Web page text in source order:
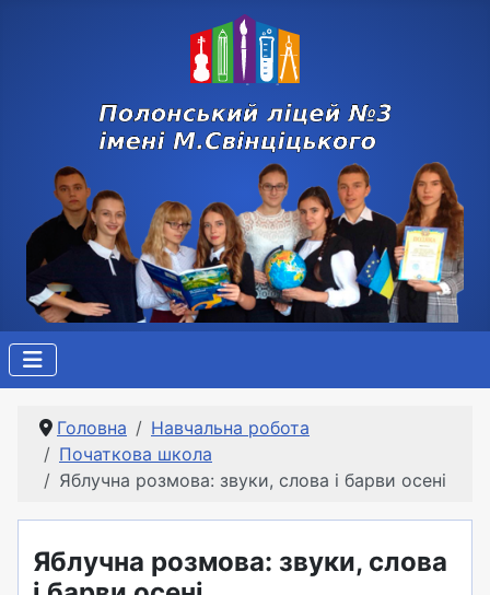
Головна
Навчальна робота
Початкова школа
Яблучна розмова: звуки, слова і барви осені
Яблучна розмова: звуки, слова